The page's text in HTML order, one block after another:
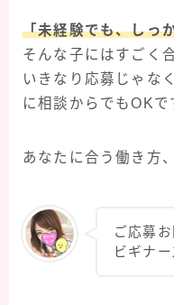
「未経験でも、しっ
そんな子にはすごく
いきなり応募じゃな
に相談からでもOKで
あなたに合う働き方
ご応募
ビギナ